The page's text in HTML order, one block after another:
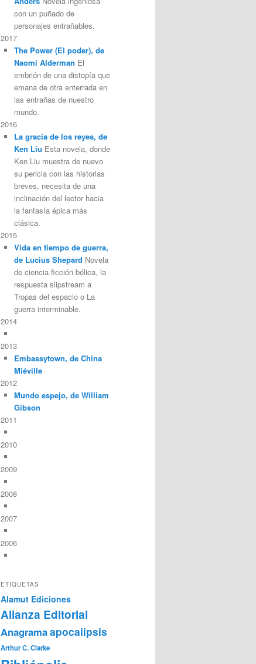
con un puñado de
personajes entrañables.
2017
The Power (El poder), de
Naomi Alderman El
embrión de una distopía que
emana de otra enterrada en
las entrañas de nuestro
mundo.
2016
La gracia de los reyes, de
Ken Liu Esta novela, donde
Ken Liu muestra de nuevo
su pericia con las historias
breves, necesita de una
inclinación del lector hacia
la fantasía épica más
clásica.
2015
Vida en tiempo de guerra,
de Lucius Shepard Novela
de ciencia ficción bélica, la
respuesta slipstream a
Tropas del espacio o La
guerra interminable.
2014
2013
Embassytown, de China
Miéville
2012
Mundo espejo, de William
Gibson
2011
2010
2009
2008
2007
2006
ETIQUETAS
Alamut Ediciones
Alianza Editorial
Anagramaapocalipsis
Arthur C. Clarke